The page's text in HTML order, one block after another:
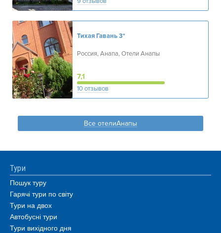
Тихая Гавань3*
Россия, Анапа, Отели Анапы
7,1
10 отзывов
Все отелиАнапы
Тури
Пошук туру
Гарячі тури по світу
Тури на двох
Автобусні тури
Тури вихідного дня